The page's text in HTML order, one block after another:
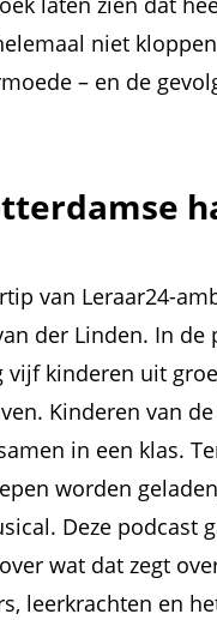
niet
– en de
van Leraar24-
der Linden. In de
vijf kinderen uit
Kinderen van
in een klas.
worden
Deze podcast
wat dat zegt
leerkrachten en